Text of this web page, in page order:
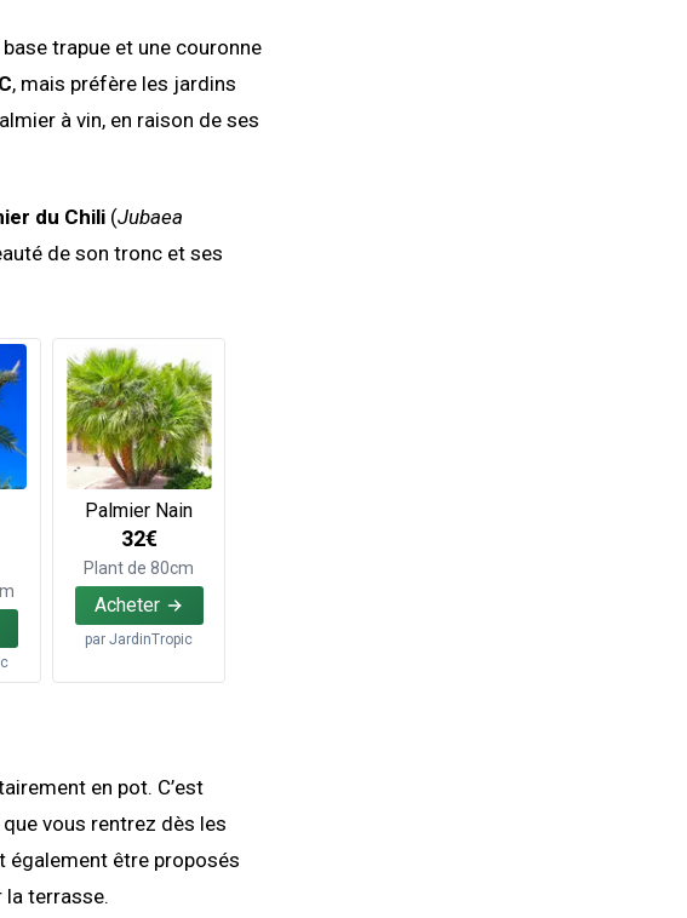
trapue et une couronne
, mais préfère les jardins
à vin, en raison de ses
du Chili (Jubaea
de son tronc et ses
Palmier Nain
32€
Plant de 80cm
Acheter
parJardinTropic
en pot. C’est
vous rentrez dès les
également être proposés
la terrasse.